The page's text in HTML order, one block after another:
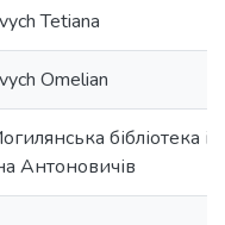
Tetiana
Omelian
бібліотека
Антоновичів